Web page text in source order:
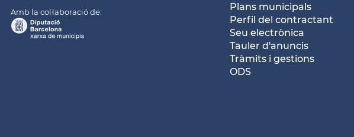
Plans municipals
Perfil del contractant
Seu electrònica
Tauler d'anuncis
Tràmits i gestions
ODS
Amb la col·laboració de: